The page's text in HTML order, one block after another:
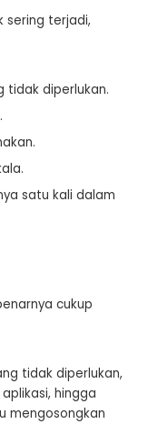
sering terjadi,
tidak diperlukan.
satu kali dalam
cukup
tidak diperlukan,
hingga
mengosongkan